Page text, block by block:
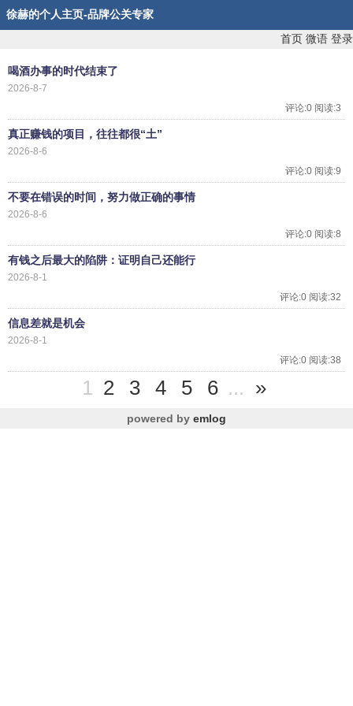
徐赫的个人主页-品牌公关专家
首页 微语 登录
喝酒办事的时代结束了
2026-8-7
评论:0 阅读:3
真正赚钱的项目，往往都很“土”
2026-8-6
评论:0 阅读:9
不要在错误的时间，努力做正确的事情
2026-8-6
评论:0 阅读:8
有钱之后最大的陷阱：证明自己还能行
2026-8-1
评论:0 阅读:32
信息差就是机会
2026-8-1
评论:0 阅读:38
1 2 3 4 5 6 ... »
powered by emlog